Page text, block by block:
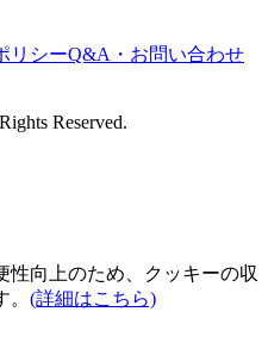
リシーQ&A・お問い合わせ
Reserved.
性向上のため、クッキーの収
(詳細はこちら)